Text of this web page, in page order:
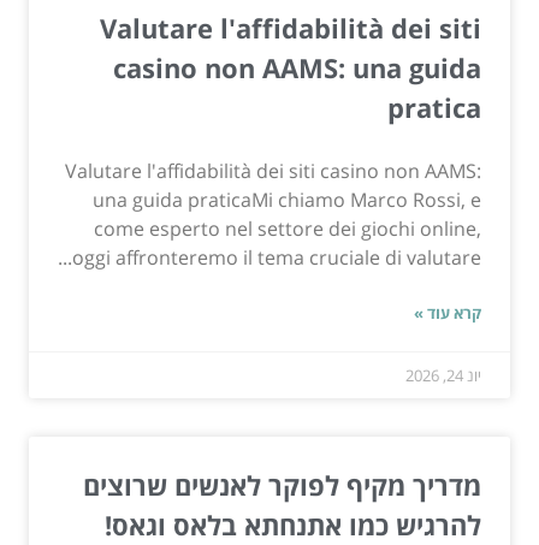
Valutare l'affidabilità dei siti
casino non AAMS: una guida
pratica
Valutare l'affidabilità dei siti casino non AAMS:
una guida praticaMi chiamo Marco Rossi, e
come esperto nel settore dei giochi online,
oggi affronteremo il tema cruciale di valutare...
קרא עוד »
יונ 24, 2026
מדריך מקיף לפוקר לאנשים שרוצים
להרגיש כמו אתנחתא בלאס וגאס!